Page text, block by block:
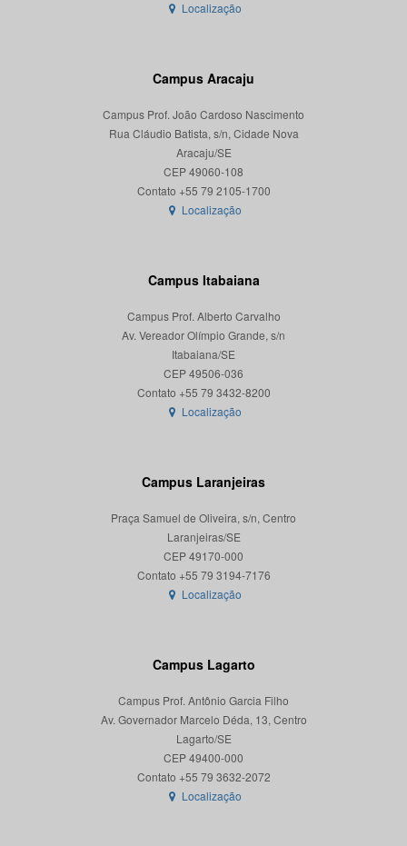
Localização
Campus Aracaju
Campus Prof. João Cardoso Nascimento
Rua Cláudio Batista, s/n, Cidade Nova
Aracaju/SE
CEP 49060-108
Localização
Campus Itabaiana
Campus Prof. Alberto Carvalho
Av. Vereador Olímpio Grande, s/n
Itabaiana/SE
CEP 49506-036
Localização
Campus Laranjeiras
Praça Samuel de Oliveira, s/n, Centro
Laranjeiras/SE
CEP 49170-000
Localização
Campus Lagarto
Campus Prof. Antônio Garcia Filho
Av. Governador Marcelo Déda, 13, Centro
Lagarto/SE
CEP 49400-000
Localização